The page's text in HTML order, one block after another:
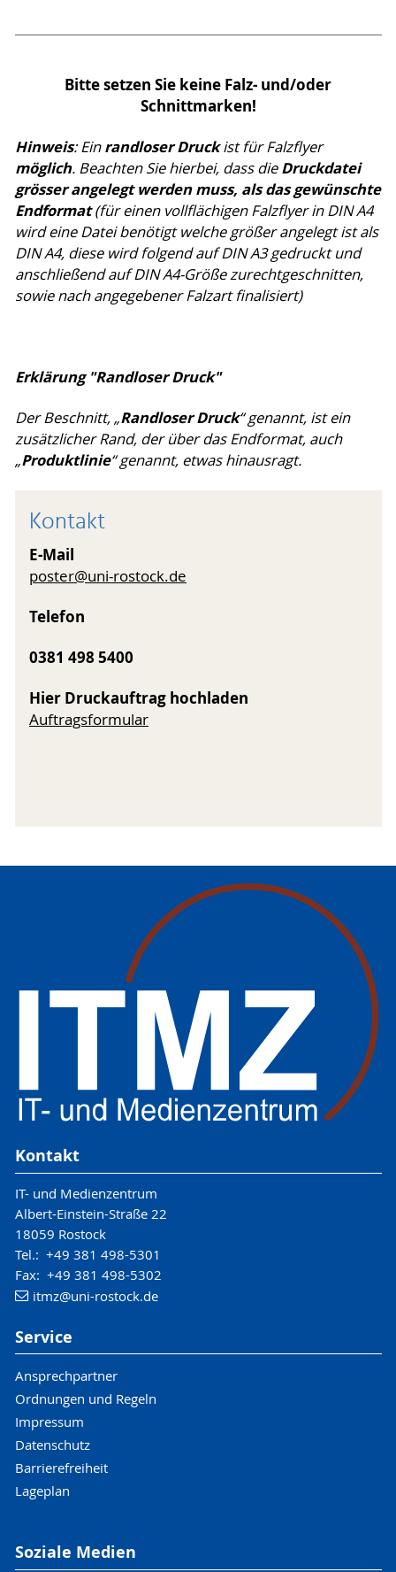
Bitte setzen Sie keine Falz- und/oder
Schnittmarken!
Hinweis: Einrandloser Druckist für Falzflyer
möglich. Beachten Sie hierbei, dass dieDruckdatei
grösser angelegt werden muss, als das gewünschte
Endformat(für einen vollflächigen Falzflyer in DIN A4
wird eine Datei benötigt welche größer angelegt ist als
DIN A4, diese wird folgend auf DIN A3 gedruckt und
anschließend auf DIN A4-Größe zurechtgeschnitten,
sowie nach angegebener Falzart finalisiert)
Erklärung "Randloser Druck"
Der Beschnitt, „Randloser Druck“ genannt, ist ein
zusätzlicher Rand, der über das Endformat, auch
„Produktlinie“ genannt, etwas hinausragt.
Kontakt
E-Mail
poster@uni-rostock.de
Telefon
0381 498 5400
Hier Druckauftrag hochladen
Auftragsformular
Kontakt
IT- und Medienzentrum
Albert-Einstein-Straße 22
18059 Rostock
Tel.: +49 381 498-5301
Fax: +49 381 498-5302
itmz@uni-rostock.de
Service
Ansprechpartner
Ordnungen und Regeln
Impressum
Datenschutz
Barrierefreiheit
Lageplan
Soziale Medien